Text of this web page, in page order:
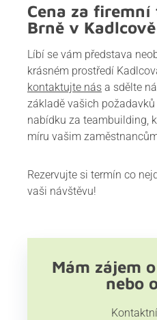
Cena za
Brně v
Líbí se vám představa
krásném prostředí
kontaktujte nás a sdělte
základě vašich
nabídku za teambuilding,
míru vašim
Rezervujte si termín co
vaši návštěvu!
Mám zájem
nebo